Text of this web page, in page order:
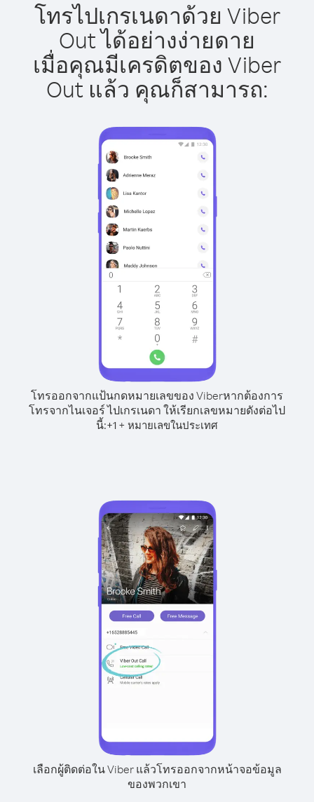
โทรไปเกรเนดาด้วย Viber
Out ได้อย่างง่ายดาย
เมื่อคุณมีเครดิตของ Viber
Out แล้ว คุณก็สามารถ:
โทรออกจากแป้นกดหมายเลขของ Viberหากต้องการ
โทรจากไนเจอร์ ไปเกรเนดา ให้เรียกเลขหมายดังต่อไป
นี้:+1 + หมายเลขในประเทศ
เลือกผู้ติดต่อใน Viber แล้วโทรออกจากหน้าจอข้อมูล
ของพวกเขา